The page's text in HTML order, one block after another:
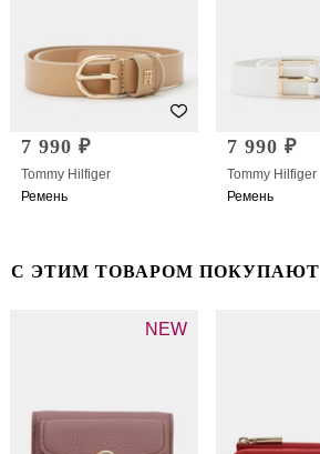
7 990 ₽
Tommy Hilfiger
Ремень
7 990 ₽
Tommy Hilfiger
Ремень
С ЭТИМ ТОВАРОМ ПОКУПАЮТ
NEW